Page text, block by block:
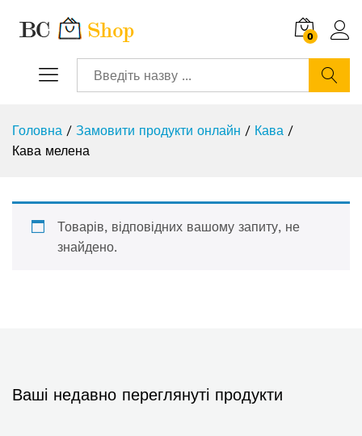
0
Головна / Замовити продукти онлайн / Кава /
Кава мелена
Товарів, відповідних вашому запиту, не
знайдено.
Ваші недавно переглянуті продукти